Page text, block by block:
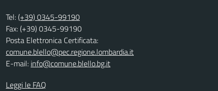
Tel:(+39) 0345-99190
Fax: (+39) 0345-99190
Posta Elettronica Certificata:
comune.blello@pec.regione.lombardia.it
E-mail: info@comune.blello.bg.it
Leggi le FAQ